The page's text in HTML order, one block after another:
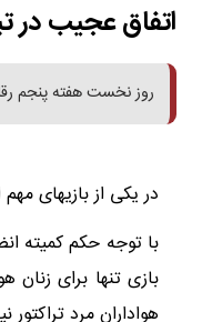
اتفاق عجیب در
روز نخست هفته پنجم رقابتهای لیگ برتر
در یکی از بازیهای
با توجه حکم کمیته
بازی تنها برای
هواداران مرد